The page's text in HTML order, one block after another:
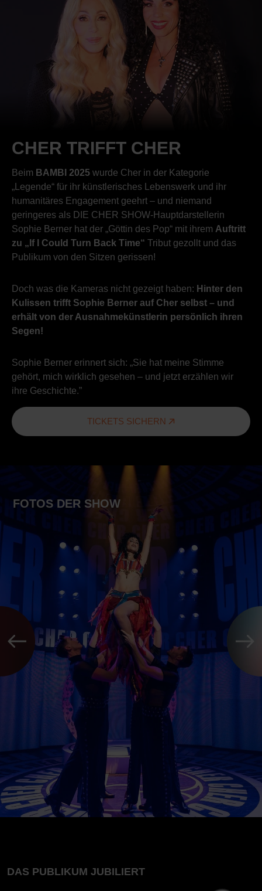
CHER TRIFFT CHER
Beim BAMBI 2025 wurde Cher in der Kategorie
„Legende“ für ihr künstlerisches Lebenswerk und ihr
humanitäres Engagement geehrt – und niemand
geringeres als DIE CHER SHOW-Hauptdarstellerin
Sophie Berner hat der „Göttin des Pop“ mit ihrem Auftritt
zu „If I Could Turn Back Time“ Tribut gezollt und das
Publikum von den Sitzen gerissen!
Doch was die Kameras nicht gezeigt haben: Hinter den
Kulissen trifft Sophie Berner auf Cher selbst – und
erhält von der Ausnahmekünstlerin persönlich ihren
Segen!
Sophie Berner erinnert sich: „Sie hat meine Stimme
gehört, mich wirklich gesehen – und jetzt erzählen wir
ihre Geschichte.”
TICKETS SICHERN
FOTOS DER SHOW
DAS PUBLIKUM JUBILIERT